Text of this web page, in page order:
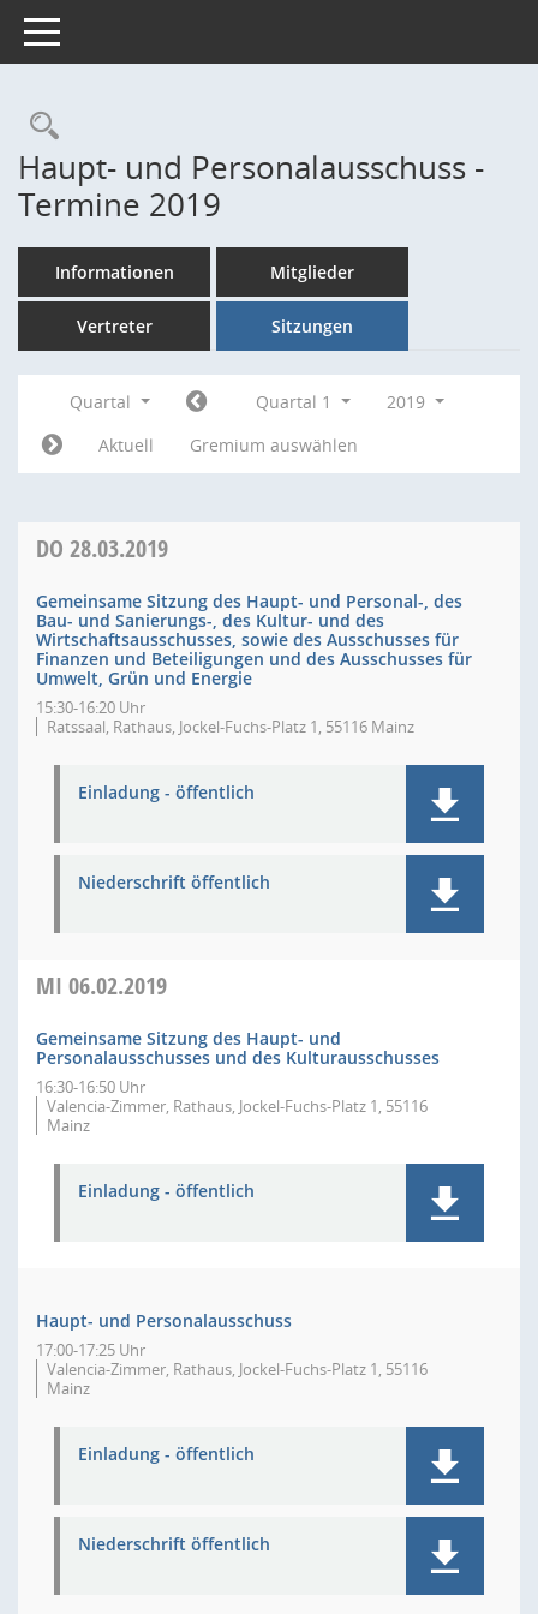
Toggle navigation
Rechercheauswahl
Haupt- und Personalausschuss -
Termine 2019
Informationen Mitglieder
Vertreter Sitzungen
Quartal Quartal 1
2019
Aktuell
Gremium auswählen
DO 28.03.2019
Gemeinsame Sitzung des Haupt- und Personal-, des
Bau- und Sanierungs-, des Kultur- und des
Wirtschaftsausschusses, sowie des Ausschusses für
Finanzen und Beteiligungen und des Ausschusses für
Umwelt, Grün und Energie
15:30-16:20 Uhr
Ratssaal, Rathaus, Jockel-Fuchs-Platz 1, 55116 Mainz
Einladung - öffentlich
Niederschrift öffentlich
MI 06.02.2019
Gemeinsame Sitzung des Haupt- und
Personalausschusses und des Kulturausschusses
16:30-16:50 Uhr
Valencia-Zimmer, Rathaus, Jockel-Fuchs-Platz 1, 55116
Mainz
Einladung - öffentlich
Haupt- und Personalausschuss
17:00-17:25 Uhr
Valencia-Zimmer, Rathaus, Jockel-Fuchs-Platz 1, 55116
Mainz
Einladung - öffentlich
Niederschrift öffentlich